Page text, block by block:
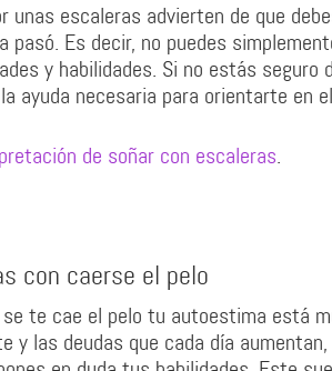
unas escaleras advierten de que
pasó. Es decir, no puedes
y habilidades. Si no estás
ayuda necesaria para orientarte en
de soñar con escaleras.
con caerse el pelo
te cae el pelo tu autoestima está
y las deudas que cada día